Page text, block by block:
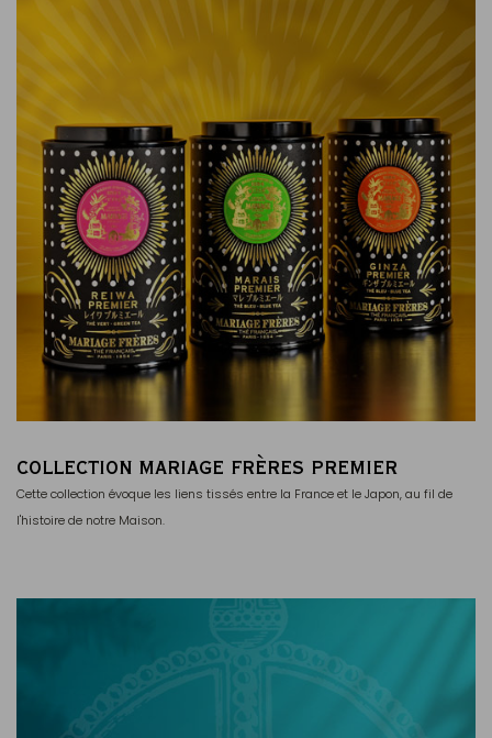
COLLECTION MARIAGE FRÈRES PREMIER
Cette collection évoque les liens tissés entre la France et le Japon, au fil de
l'histoire de notre Maison.